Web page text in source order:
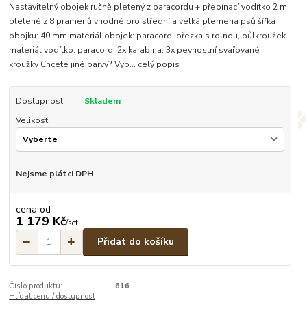
Nastavitelný obojek ručně pletený z paracordu + přepínací vodítko 2 m
pletené z 8 pramenů vhodné pro střední a velká plemena psů šířka
obojku: 40 mm materiál obojek: paracord, přezka s rolnou, půlkroužek
materiál vodítko: paracord, 2x karabina, 3x pevnostní svařované
kroužky Chcete jiné barvy? Vyb... celý popis
Dostupnost
Skladem
Velikost
Nejsme plátci DPH
cena od
1 179 Kč/set
Přidat do košíku
Číslo produktu:
616
Hlídat cenu / dostupnost